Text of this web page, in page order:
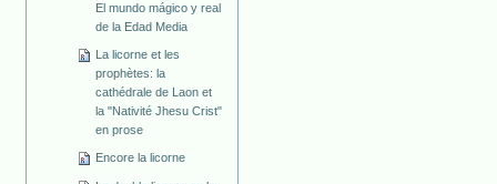
El mundo mágico y real
de la Edad Media
La licorne et les
prophètes: la
cathédrale de Laon et
la "Nativité Jhesu Crist"
en prose
Encore la licorne